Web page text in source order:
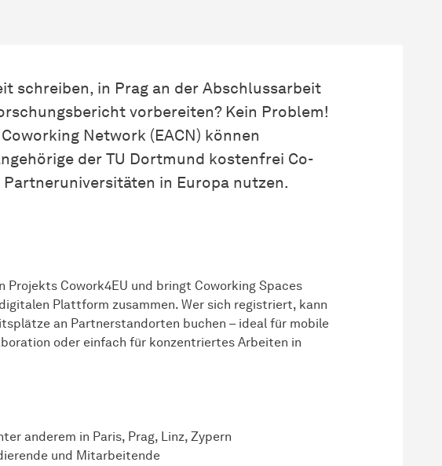
schreiben, in Prag an der Abschlussarbeit
vorbereiten? Kein Problem!
Network (EACN) können
der TU Dortmund kostenfrei Co-
in Europa nutzen.
Projekts Cowork4EU und bringt Coworking Spaces
Plattform zusammen. Wer sich registriert, kann
an Partnerstandorten buchen – ideal für mobile
oder einfach für konzentriertes Arbeiten in
anderem in Paris, Prag, Linz, Zypern
und Mitarbeitende